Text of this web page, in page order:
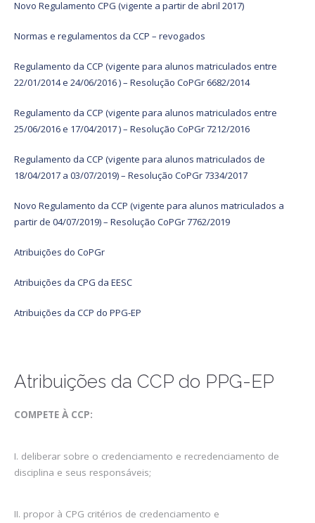
Novo Regulamento CPG (vigente a partir de abril 2017)
Normas e regulamentos da CCP – revogados
Regulamento da CCP (vigente para alunos matriculados entre
22/01/2014 e 24/06/2016 ) – Resolução CoPGr 6682/2014
Regulamento da CCP (vigente para alunos matriculados entre
25/06/2016 e 17/04/2017 ) – Resolução CoPGr 7212/2016
Regulamento da CCP (vigente para alunos matriculados de
18/04/2017 a 03/07/2019) – Resolução CoPGr 7334/2017
Novo Regulamento da CCP (vigente para alunos matriculados a
partir de 04/07/2019) – Resolução CoPGr 7762/2019
Atribuições do CoPGr
Atribuições da CPG da EESC
Atribuições da CCP do PPG-EP
Atribuições da CCP do PPG-EP
COMPETE À CCP:
I. deliberar sobre o credenciamento e recredenciamento de
disciplina e seus responsáveis;
II. propor à CPG critérios de credenciamento e